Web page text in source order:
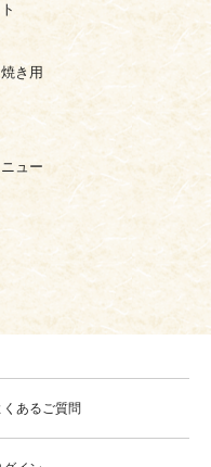
き用
ュー
くあるご質問